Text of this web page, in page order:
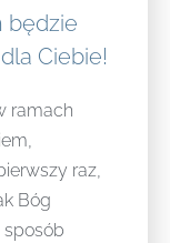
będzie
Ciebie!
ramach
raz,
Bóg
sposób